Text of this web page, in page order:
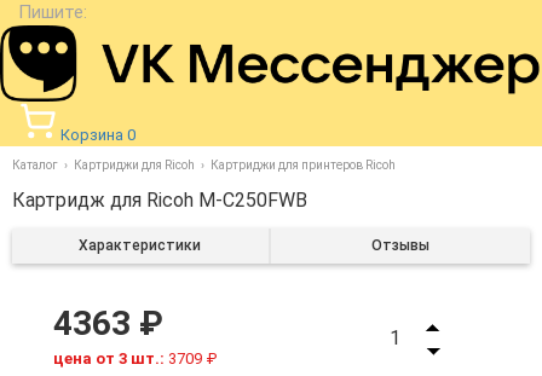
Пишите:
Корзина 0
Каталог Картриджи для Ricoh Картриджи для принтеров Ricoh
Картридж для Ricoh M-C250FWB
Характеристики Отзывы
4363 ₽
цена от 3 шт.: 3709 ₽
1